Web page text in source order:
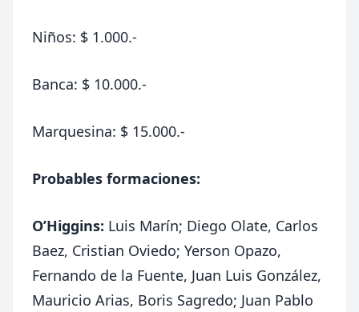
Niños: $ 1.000.-
Banca: $ 10.000.-
Marquesina: $ 15.000.-
Probables formaciones:
O’Higgins: Luis Marín; Diego Olate, Carlos
Baez, Cristian Oviedo; Yerson Opazo,
Fernando de la Fuente, Juan Luis González,
Mauricio Arias, Boris Sagredo; Juan Pablo